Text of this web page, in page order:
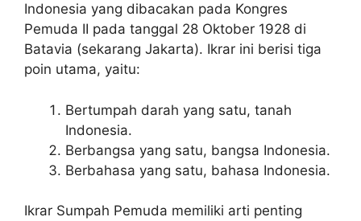
Indonesia yang dibacakan pada Kongres
Pemuda II pada tanggal 28 Oktober 1928 di
Batavia (sekarang Jakarta). Ikrar ini berisi tiga
poin utama, yaitu:
Bertumpah darah yang satu, tanah
Indonesia.
Berbangsa yang satu, bangsa Indonesia.
Berbahasa yang satu, bahasa Indonesia.
Ikrar Sumpah Pemuda memiliki arti penting